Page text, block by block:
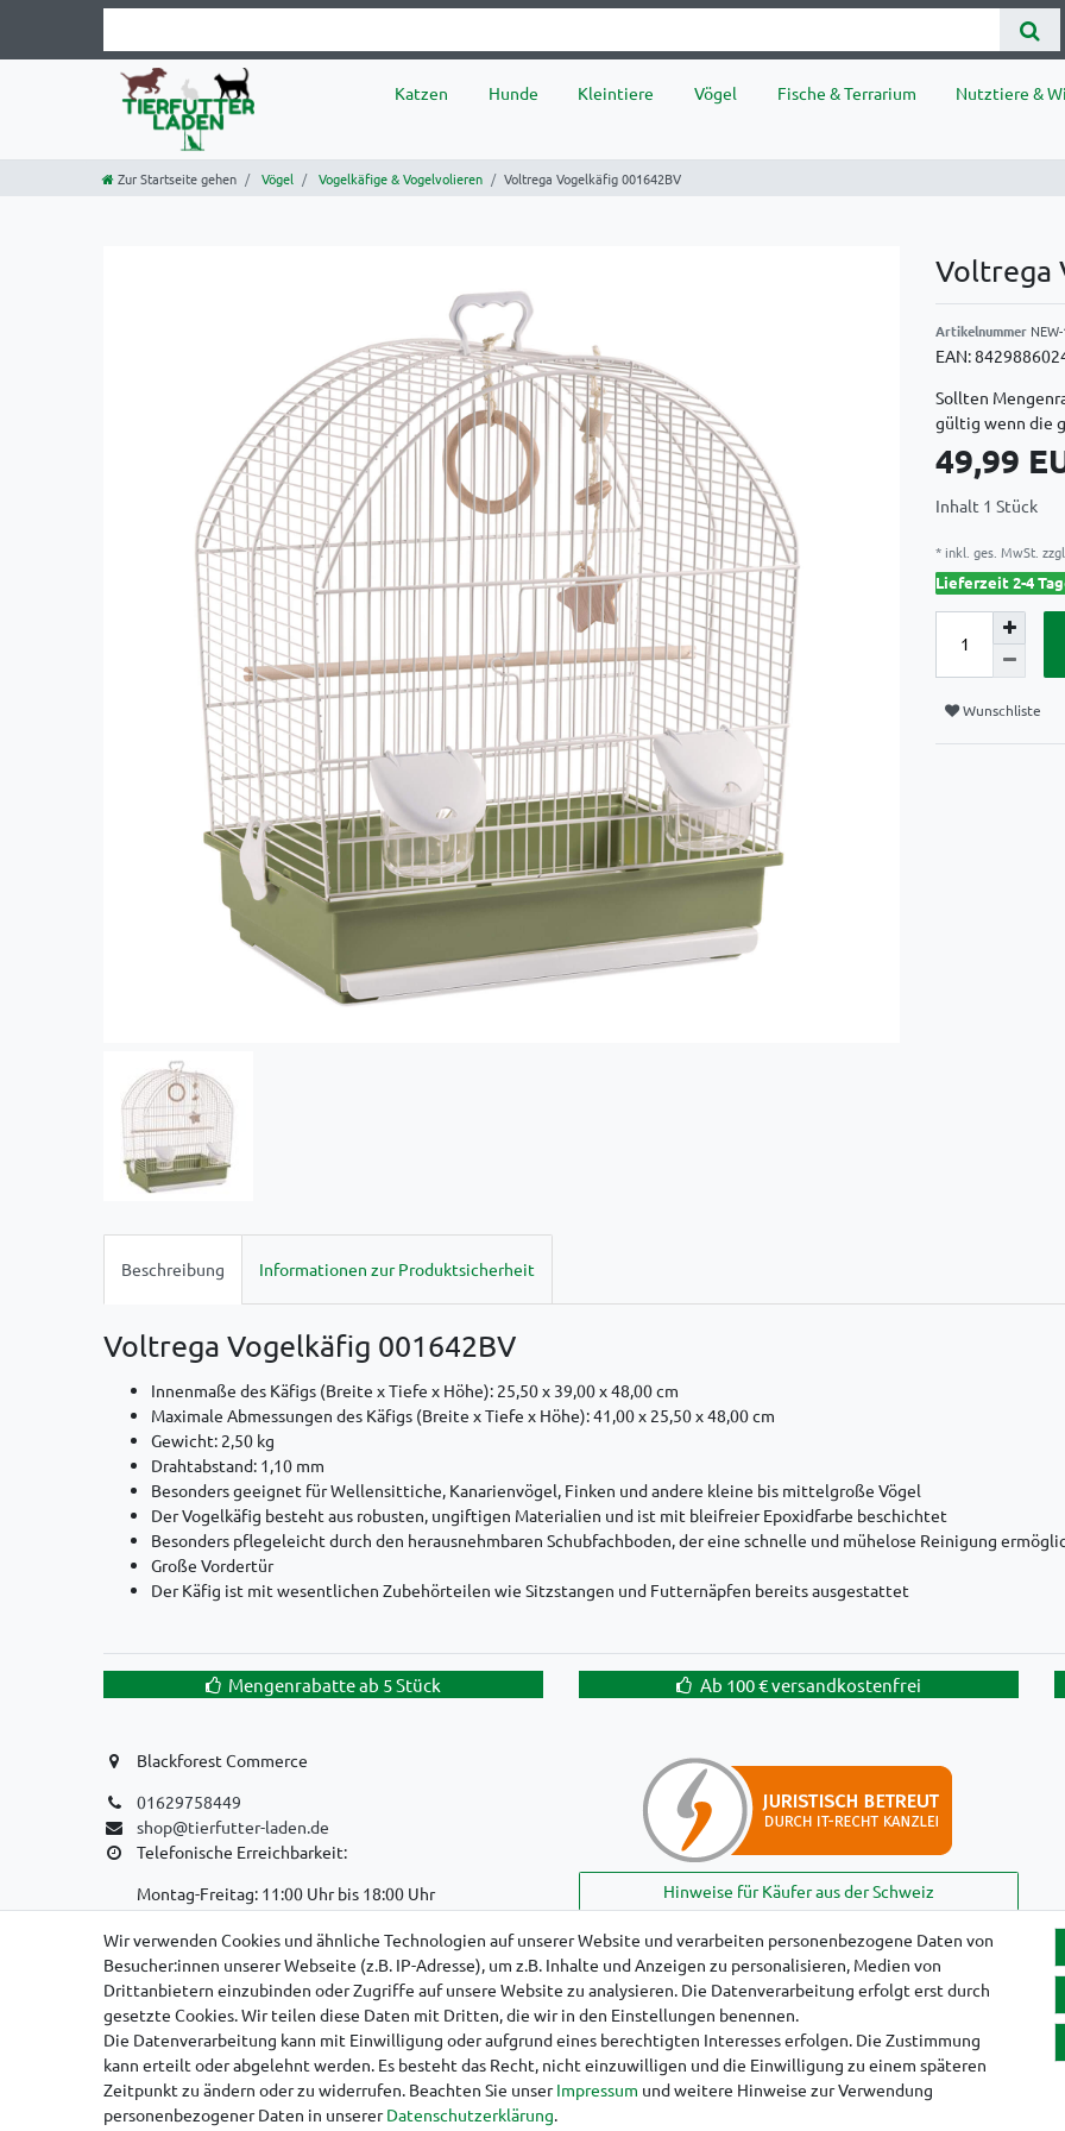
Katzen Hunde Kleintiere Vögel Fische & Terrarium Nutztiere &
Zur Startseite gehen Vögel Vogelkäfige & Vogelvolieren Voltrega Vogelkäfig 001642BV
Voltrega
Artikelnummer
EAN:
Sollten
gültig wenn die
49,99
Inhalt 1 Stück
* inkl. ges. MwSt.
Lieferzeit 2-4
Wunschliste
Beschreibung Informationen zur Produktsicherheit
Voltrega Vogelkäfig 001642BV
Innenmaße des Käfigs (Breite x Tiefe x Höhe): 25,50 x 39,00 x 48,00 cm
Maximale Abmessungen des Käfigs (Breite x Tiefe x Höhe): 41,00 x 25,50 x 48,00 cm
Gewicht: 2,50 kg
Drahtabstand: 1,10 mm
Besonders geeignet für Wellensittiche, Kanarienvögel, Finken und andere kleine bis mittelgroße Vögel
Der Vogelkäfig besteht aus robusten, ungiftigen Materialien und ist mit bleifreier Epoxidfarbe beschichtet
Besonders pflegeleicht durch den herausnehmbaren Schubfachboden, der eine schnelle und mühelose Reinigung
Große Vordertür
Der Käfig ist mit wesentlichen Zubehörteilen wie Sitzstangen und Futternäpfen bereits ausgestattet
Mengenrabatte ab 5 Stück Ab 100 € versandkostenfrei
Blackforest Commerce
01629758449
shop@tierfutter-laden.de
Telefonische Erreichbarkeit:
Montag-Freitag: 11:00 Uhr bis 18:00 Uhr
WIR SIND EIN REINER ONLINE-VERSANDHANDEL!
KEIN LADENGESCHÄFT, KEINE SELBSTABHOLUNG!
Hinweise für Käufer aus der Schweiz
Impressum Daten­schutz­erklärung AGB Widerrufs­recht
Wir verwenden Cookies und ähnliche Technologien auf unserer Website und verarbeiten personenbezogene Daten von
Besucher:innen unserer Webseite (z.B. IP-Adresse), um z.B. Inhalte und Anzeigen zu personalisieren, Medien von
Drittanbietern einzubinden oder Zugriffe auf unsere Website zu analysieren. Die Datenverarbeitung erfolgt erst durch
gesetzte Cookies. Wir teilen diese Daten mit Dritten, die wir in den Einstellungen benennen.
Die Datenverarbeitung kann mit Einwilligung oder aufgrund eines berechtigten Interesses erfolgen. Die Zustimmung
kann erteilt oder abgelehnt werden. Es besteht das Recht, nicht einzuwilligen und die Einwilligung zu einem späteren
Zeitpunkt zu ändern oder zu widerrufen. Beachten Sie unserImpressum und weitere Hinweise zur Verwendung
personenbezogener Daten in unsererDaten­schutz­erklärung.